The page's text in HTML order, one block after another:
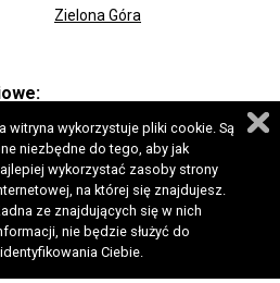
Zielona Góra
dla Niewidomych. Wszelkie prawa
perfekcyjneStrony.pl
witryna wykorzystuje pliki cookie. Są
niezbędne do tego, aby jak
wykorzystać zasoby strony
na której się znajdujesz.
ze znajdujących się w nich
nie będzie służyć do
Ciebie.